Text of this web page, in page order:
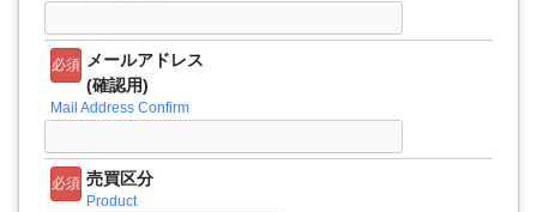
必須 メールアドレス
(確認用)
Mail Address Confirm
必須 売買区分
Product